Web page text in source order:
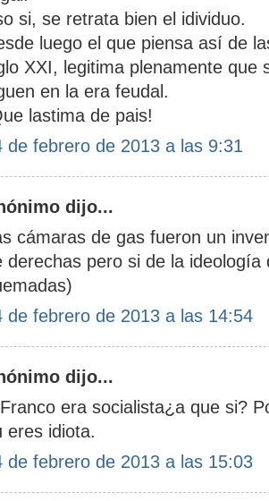
si, se retrata bien el idividuo.
luego el que piensa así de
XXI, legitima plenamente que
en la era feudal.
lastima de pais!
de febrero de 2013 a las 9:31
dijo...
cámaras de gas fueron un
derechas pero si de la ideología
de febrero de 2013 a las 14:54
dijo...
era socialista¿a que si?
eres idiota.
de febrero de 2013 a las 15:03